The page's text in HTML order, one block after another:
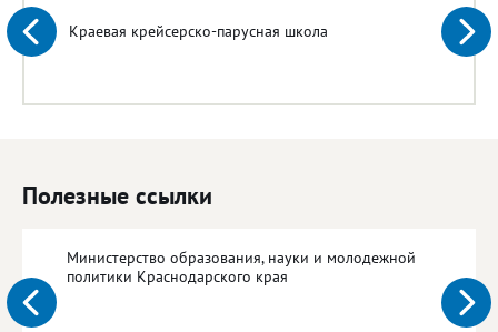
Краевая крейсерско-парусная школа
Полезные ссылки
Министерство образования, науки и молодежной
политики Краснодарского края